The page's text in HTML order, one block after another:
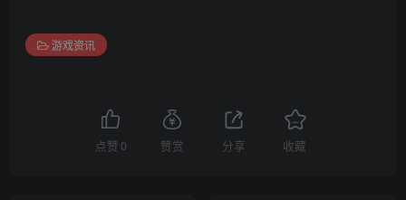
游戏资讯
点赞 0 赞赏 分享 收藏